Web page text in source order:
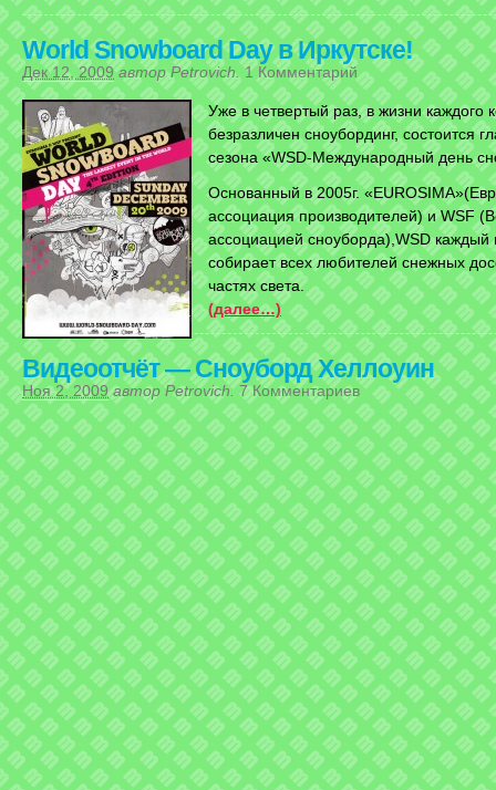
World Snowboard Day в Иркутске!
Дек 12, 2009 авторPetrovich.1 Комментарий
Уже в четвертый раз, в жизни каждого
безразличен сноубординг, состоится
сезона «WSD-Международный день
Основанный в 2005г.
ассоциация производителей) и WSF
ассоциацией сноуборда),WSD каждый
собирает всех любителей снежных
частях света.
(далее…)
Видеоотчёт — Сноуборд Хеллоуин
Ноя 2, 2009 авторPetrovich.7 Комментариев